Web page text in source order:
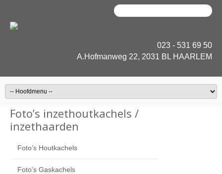
023 - 531 69 50
A.Hofmanweg 22, 2031 BL HAARLEM
Foto’s inzethoutkachels /
inzethaarden
Foto’s Houtkachels
Foto’s Gaskachels